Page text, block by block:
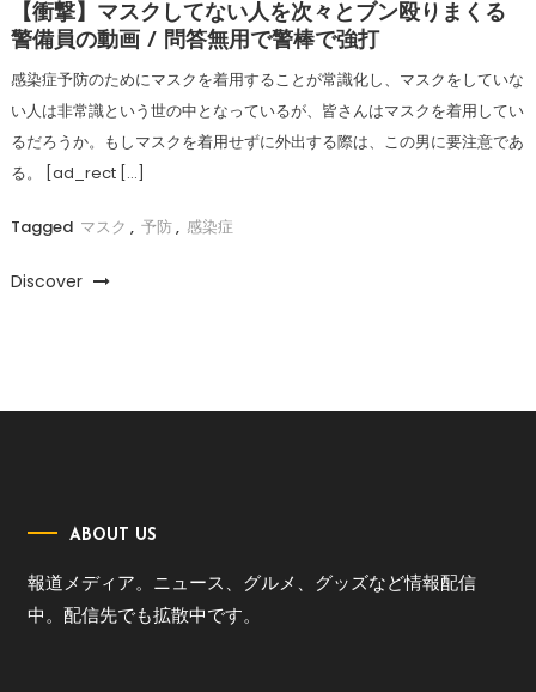
【衝撃】マスクしてない人を次々とブン殴りまくる
警備員の動画 / 問答無用で警棒で強打
感染症予防のためにマスクを着用することが常識化し、マスクをしていな
い人は非常識という世の中となっているが、皆さんはマスクを着用してい
るだろうか。もしマスクを着用せずに外出する際は、この男に要注意であ
る。 [ad_rect […]
Tagged マスク , 予防, 感染症
Discover
ABOUT US
報道メディア。ニュース、グルメ、グッズなど情報配信
中。配信先でも拡散中です。